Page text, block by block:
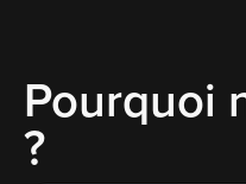
Pourquoi
?